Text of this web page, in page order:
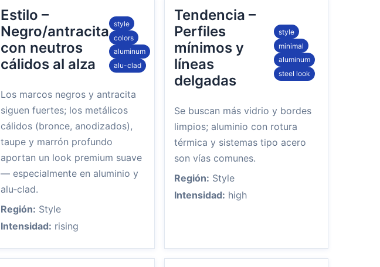
Estilo –
Negro/antracita
con neutros
cálidos al alza
style
colors
aluminum
alu-clad
Los marcos negros y antracita
siguen fuertes; los metálicos
cálidos (bronce, anodizados),
taupe y marrón profundo
aportan un look premium suave
— especialmente en aluminio y
alu‑clad.
Región: Style
Intensidad: rising
Tendencia –
Perfiles
mínimos y
líneas
delgadas
style
minimal
aluminum
steel look
Se buscan más vidrio y bordes
limpios; aluminio con rotura
térmica y sistemas tipo acero
son vías comunes.
Región: Style
Intensidad: high